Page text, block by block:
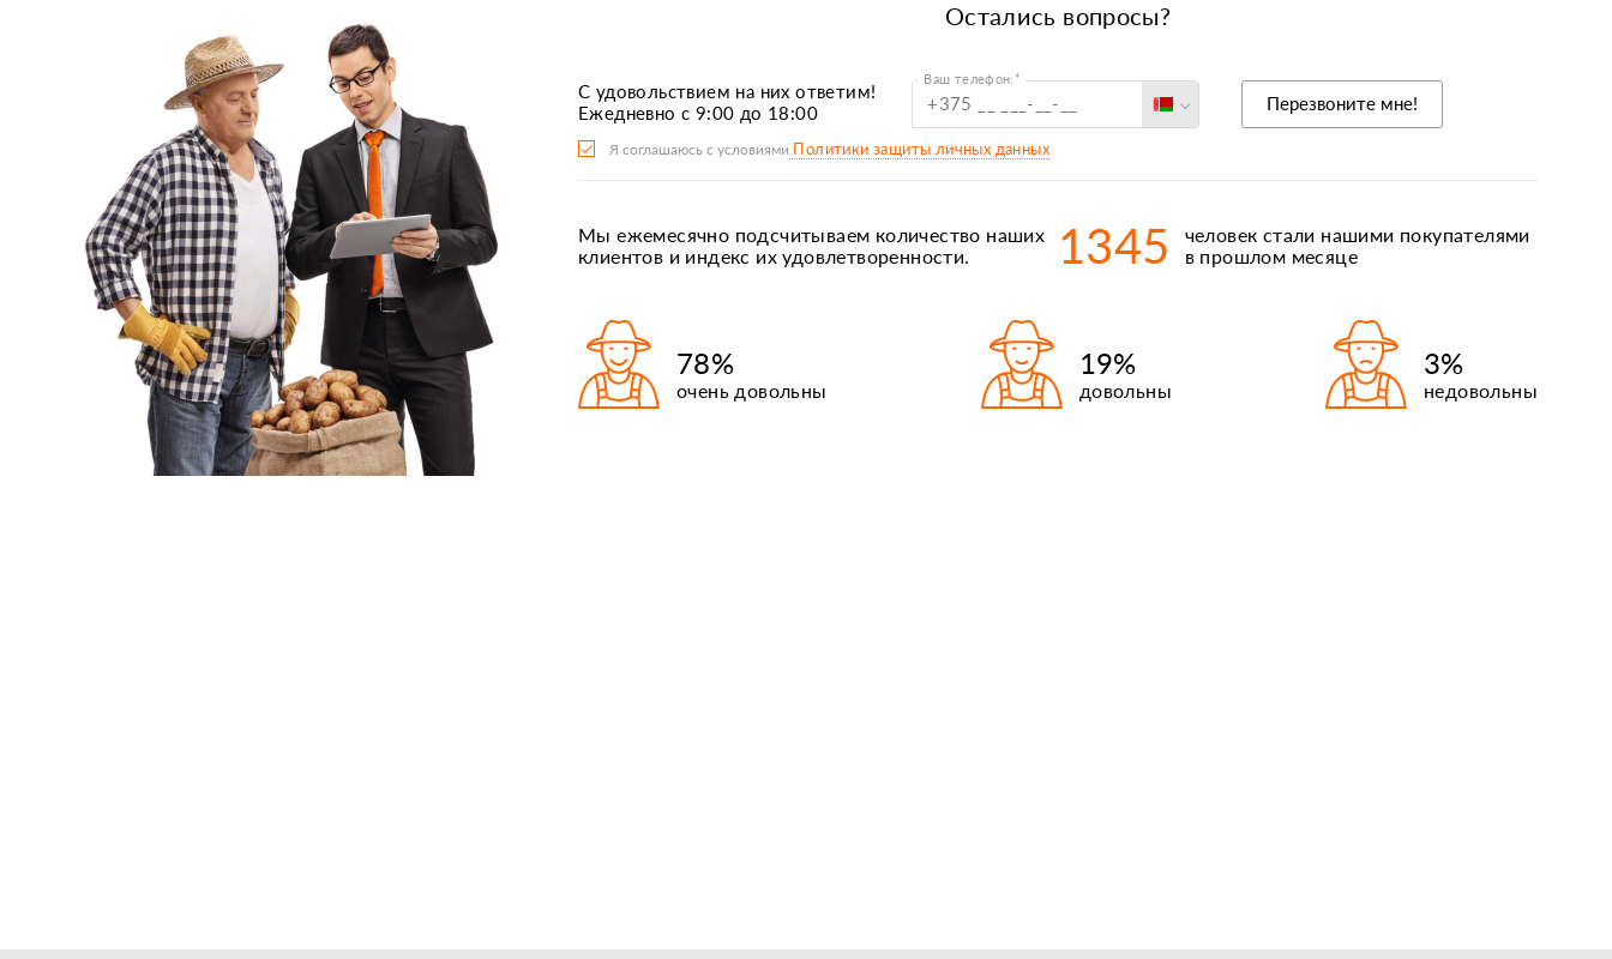
Остались вопросы?
C удовольствием на них ответим!
Ежедневно с 9:00 до 18:00
Ваш телефон:*
Беларусь
Армения
Перезвоните мне!
Я соглашаюсь с условиями Политики защиты личных данных
Мы ежемесячно подсчитываем количество наших
клиентов и индекс их удовлетворенности.
1345
человек стали нашими покупателями
в прошлом месяце
78%
очень довольны
19%
довольны
3%
недовольны